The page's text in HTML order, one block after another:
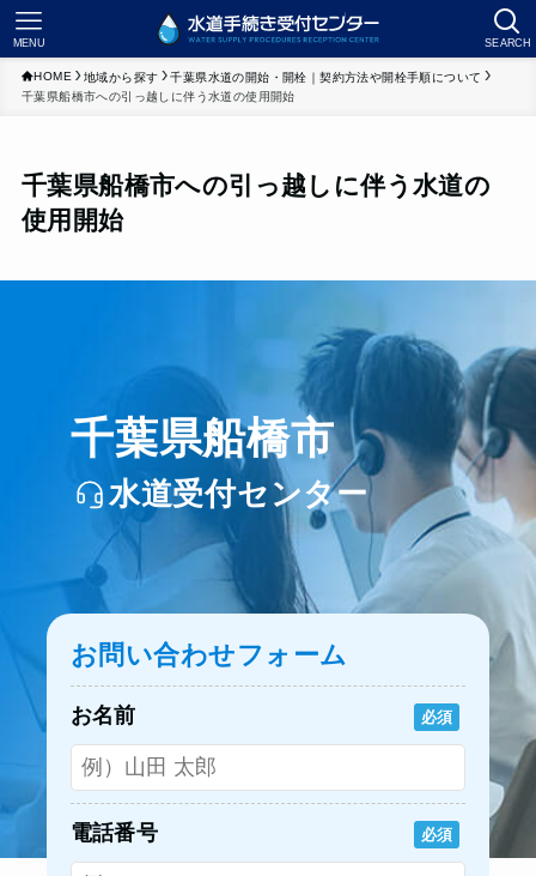
SEARCH
MENU
HOME 地域から探す
千葉県水道の開始・開栓｜契約方法や開栓手順について
千葉県船橋市への引っ越しに伴う水道の使用開始
千葉県船橋市への引っ越しに伴う水道の
使用開始
千葉県船橋市
水道受付センター
お問い合わせフォーム
お名前 必須
電話番号 必須